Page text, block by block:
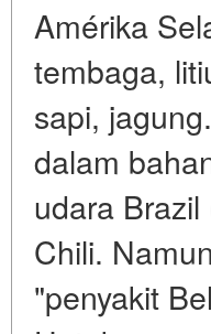
Amérika
tembaga,
sapi,
dalam
udara
Chili.
"penyakit